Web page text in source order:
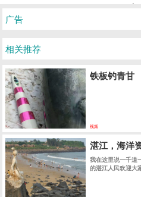
广告
相关推荐
铁板钓青甘
视频
湛江，海洋
我在这里说一千道
的湛江人民欢迎大